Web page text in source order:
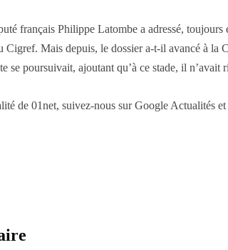
français Philippe Latombe a adressé,
Cigref. Mais depuis, le dossier a-t-il avancé à
se poursuivait, ajoutant qu’à ce stade, il n’avait
de 01net, suivez-nous sur Google Actualités